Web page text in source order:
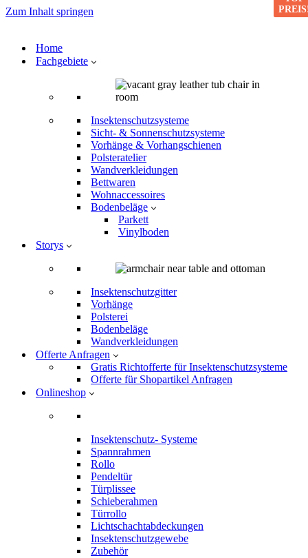
Zum Inhalt springen
Home
Fachgebiete
Insektenschutzsysteme
Sicht- & Sonnenschutzsysteme
Vorhänge & Vorhangschienen
Polsteratelier
Wandverkleidungen
Bettwaren
Wohnaccessoires
Bodenbeläge
Parkett
Vinylboden
Storys
Insektenschutzgitter
Vorhänge
Polsterei
Bodenbeläge
Wandverkleidungen
Offerte Anfragen
Gratis Richtofferte für Insektenschutzsysteme
Offerte für Shopartikel Anfragen
Onlineshop
Insektenschutz- Systeme
Spannrahmen
Rollo
Pendeltür
Türplissee
Schieberahmen
Türrollo
Lichtschachtabdeckungen
Insektenschutzgewebe
Zubehör